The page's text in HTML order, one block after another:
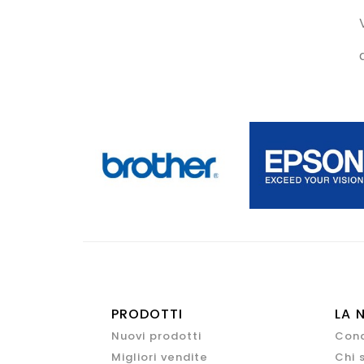
PRODOTTI
Nuovi prodotti
Migliori vendite
LA
Chi